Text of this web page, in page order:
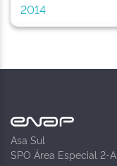
2014
Asa Sul
SPO Área Especial 2-A